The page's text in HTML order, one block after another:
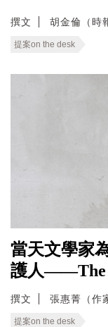
撰文 胡金倫（時
提案on the desk
當天文學家
護人——The
撰文 張惠菁（作
提案on the desk